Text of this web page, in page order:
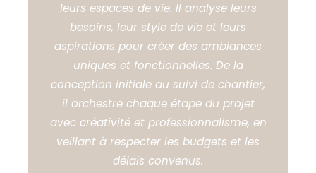
leurs espaces de vie. Il analyse leurs
besoins, leur style de vie et leurs
aspirations pour créer des ambiances
uniques et fonctionnelles. De la
conception initiale au suivi de chantier,
il orchestre chaque étape du projet
avec créativité et professionnalisme, en
veillant à respecter les budgets et les
délais convenus.